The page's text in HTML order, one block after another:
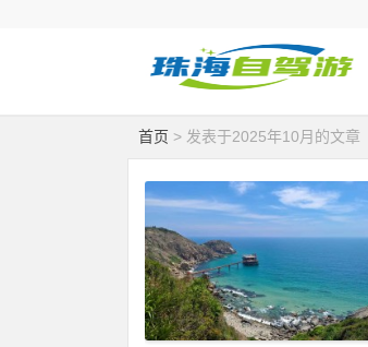
首页 > 发表于2025年10月的文章